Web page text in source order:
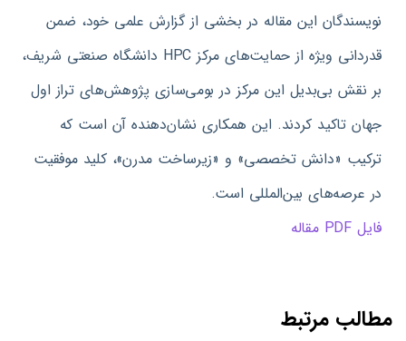
نویسندگان این مقاله در بخشی از گزارش علمی خود، ضمن
قدردانی ویژه از حمایت‌های مرکزHPC
دانشگاه صنعتی شریف،
بر نقش بی‌بدیل این مرکز در بومی‌سازی پژوهش‌های تراز اول
جهان تاکید کردند. این همکاری نشان‌دهنده آن است که
ترکیب «دانش تخصصی» و «زیرساخت مدرن»، کلید موفقیت
در عرصه‌های بین‌المللی است.
فایل PDF مقاله
مطالب مرتبط